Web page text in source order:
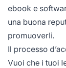
ebook e
una buona
promuoverli.
Il processo
Vuoi che i tuoi